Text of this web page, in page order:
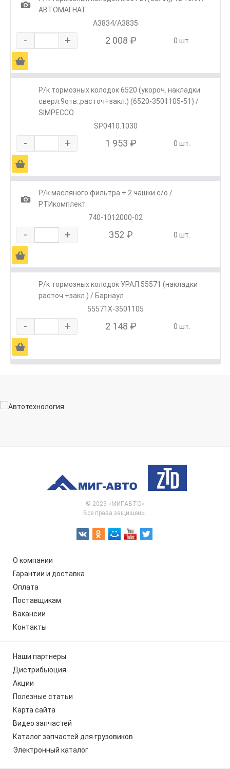
1
АВТОМАГНАТ
А3834/А3835
- + 2 008 ₽ 0 шт.
Ä
Р/к тормозных колодок 6520 (укороч. накладки
сверл.9отв.,расточ+закл.) (6520-3501105-51) /
SIMPECCO
SP0410.1030
- + 1 953 ₽ 0 шт.
Ä
1
Р/к масляного фильтра + 2 чашки с/о /
РТИкомплект
740-1012000-02
- + 352 ₽ 0 шт.
Ä
Р/к тормозных колодок УРАЛ 55571 (накладки
расточ.+закл.) / Барнаул
55571Х-3501105
- + 2 148 ₽ 0 шт.
Ä
© 2023 «МИГ-АВТО»
Все права защищены.
О компании
Гарантии и доставка
Оплата
Поставщикам
Вакансии
Контакты
Наши партнеры
Дистрибьюция
Акции
Полезные статьи
Карта сайта
Видео запчастей
Каталог запчастей для грузовиков
Электронный каталог